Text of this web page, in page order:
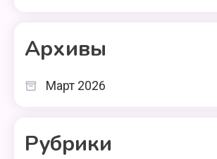
Архивы
Март 2026
Рубрики